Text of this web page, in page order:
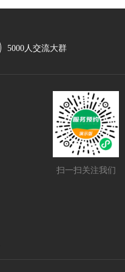
5000人交流大群
扫一扫关注我们